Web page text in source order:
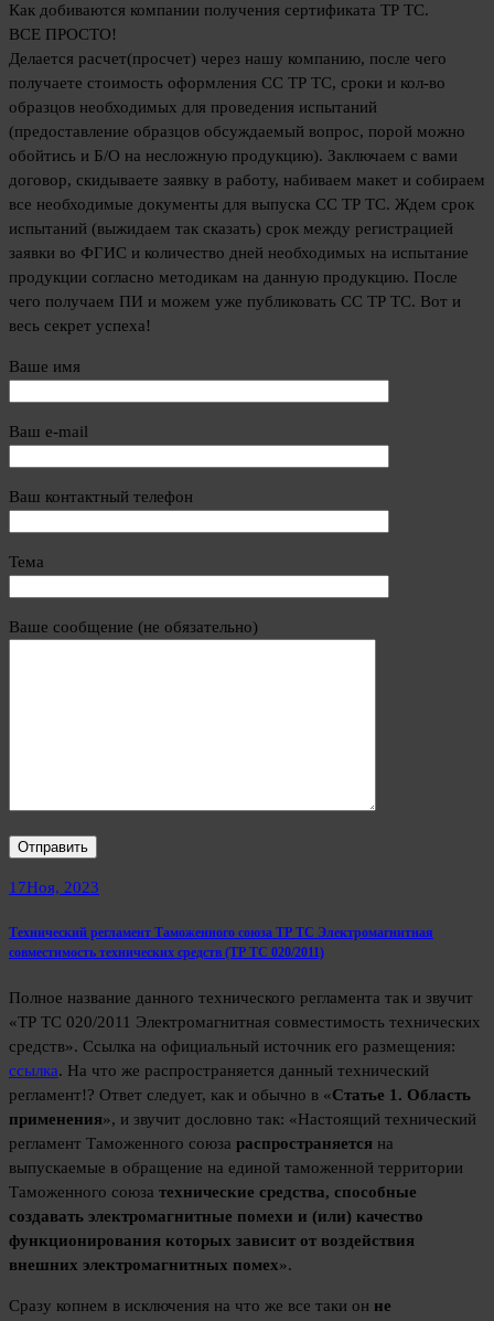
Как добиваются компании получения сертификата ТР ТС.
ВСЕ ПРОСТО!
Делается расчет(просчет) через нашу компанию, после чего
получаете стоимость оформления СС ТР ТС, сроки и кол-во
образцов необходимых для проведения испытаний
(предоставление образцов обсуждаемый вопрос, порой можно
обойтись и Б/О на несложную продукцию). Заключаем с вами
договор, скидываете заявку в работу, набиваем макет и собираем
все необходимые документы для выпуска СС ТР ТС. Ждем срок
испытаний (выжидаем так сказать) срок между регистрацией
заявки во ФГИС и количество дней необходимых на испытание
продукции согласно методикам на данную продукцию. После
чего получаем ПИ и можем уже публиковать СС ТР ТС. Вот и
весь секрет успеха!
Ваше имя
Ваш e-mail
Ваш контактный телефон
Тема
Ваше сообщение (не обязательно)
17Ноя, 2023
Технический регламент Таможенного союза ТР ТС Электромагнитная
совместимость технических средств (ТР ТС 020/2011)
Полное название данного технического регламента так и звучит
«ТР ТС 020/2011 Электромагнитная совместимость технических
средств». Ссылка на официальный источник его размещения:
ссылка. На что же распространяется данный технический
регламент!? Ответ следует, как и обычно в «Статье 1. Область
применения», и звучит дословно так: «Настоящий технический
регламент Таможенного союза распространяется на
выпускаемые в обращение на единой таможенной территории
Таможенного союза технические средства, способные
создавать электромагнитные помехи и (или) качество
функционирования которых зависит от воздействия
внешних электромагнитных помех».
Сразу копнем в исключения на что же все таки он не